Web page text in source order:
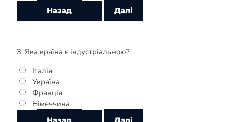
3. Яка країна є індустріальною?
Італія
Україна
Франція
Німеччина